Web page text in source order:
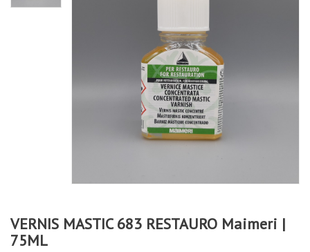
VERNIS MASTIC 683 RESTAURO Maimeri |
75ML